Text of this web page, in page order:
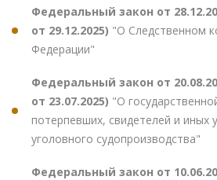
Федеральный закон от
от 29.12.2025) "О Следственном
Федерации"
Федеральный закон от
от 23.07.2025) "О
потерпевших, свидетелей и иных
уголовного судопроизводства"
Федеральный закон от